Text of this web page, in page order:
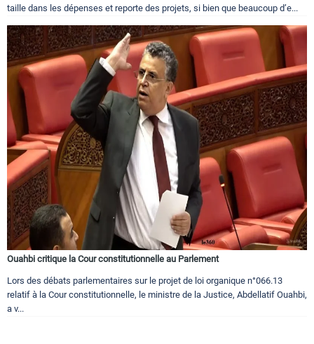
taille dans les dépenses et reporte des projets, si bien que beaucoup d’e...
Ouahbi critique la Cour constitutionnelle au Parlement
Lors des débats parlementaires sur le projet de loi organique n°066.13
relatif à la Cour constitutionnelle, le ministre de la Justice, Abdellatif Ouahbi,
a v...